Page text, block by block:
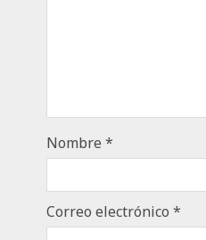
Nombre *
Correo electrónico *